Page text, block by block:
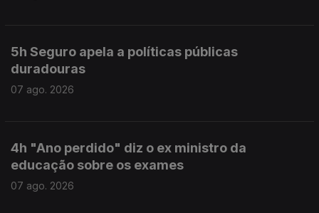
5h Seguro apela a políticas públicas
duradouras
07 ago. 2026
4h "Ano perdido" diz o ex ministro da
educação sobre os exames
07 ago. 2026